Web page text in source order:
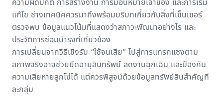
ความผิดปกติ การสร้างงาน การมอบหมายเจ้าของ และการเริ่ม
แก้ไข ช่างเทคนิคควรมาถึงพร้อมบริบทเกี่ยวกับสิ่งที่เซ็นเซอร์
ตรวจพบ ข้อมูลแนวโน้มที่แสดงว่าสภาวะพัฒนาอย่างไร และ
ประวัติการซ่อมบำรุงที่เกี่ยวข้อง
การเปลี่ยนจากวิธีเชิงรับ “ใช้จนเสีย” ไปสู่การแทรกแซงตาม
สภาพจริงอาจช่วยยืดอายุสินทรัพย์ ลดงานฉุกเฉิน และป้องกัน
ความเสียหายลูกโซ่ได้ แต่ควรพิสูจน์ด้วยข้อมูลทรัพย์สินสำคัญที
ละกลุ่ม